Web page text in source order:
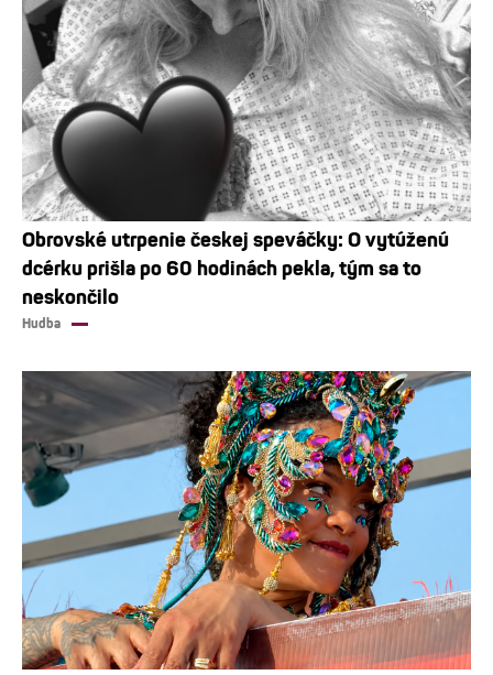
Obrovské utrpenie českej speváčky: O vytúženú
dcérku prišla po 60 hodinách pekla, tým sa to
neskončilo
Hudba